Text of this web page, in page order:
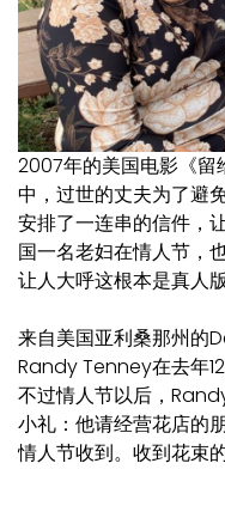
2007年的美国电影《留
中，过世的丈夫为了避
安排了一连串的信件，
国一名老妇在情人节，
让人大呼这根本是真人
来自美国亚利桑那州的
Randy Tenney在去年
不过情人节以后，
小礼：他请经营花店的
情人节收到。收到花束